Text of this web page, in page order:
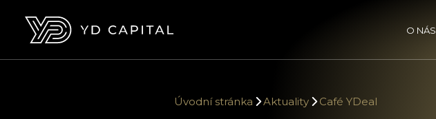
O NÁS
Úvodní stránka Aktuality Café YDeal